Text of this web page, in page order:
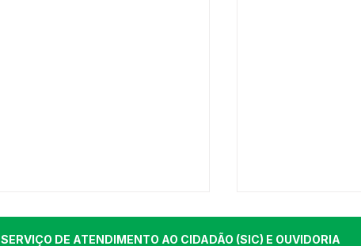
SERVIÇO DE ATENDIMENTO AO CIDADÃO (SIC) E OUVIDORIA